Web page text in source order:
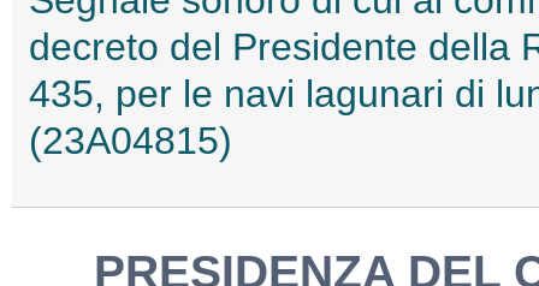
decreto del Presidente della
435, per le navi lagunari di
(23A04815)
PRESIDENZA DEL